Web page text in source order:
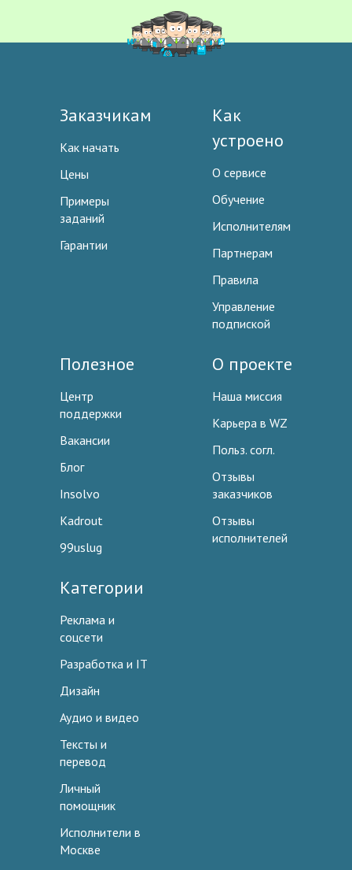
Заказчикам
Как начать
Цены
Примеры
заданий
Гарантии
Как
устроено
О сервисе
Обучение
Исполнителям
Партнерам
Правила
Управление
подпиской
Полезное
Центр
поддержки
Вакансии
Блог
Insolvo
Kadrout
99uslug
О проекте
Наша миссия
Карьера в WZ
Польз. согл.
Отзывы
заказчиков
Отзывы
исполнителей
Категории
Реклама и
соцсети
Разработка и IT
Дизайн
Аудио и видео
Тексты и
перевод
Личный
помощник
Исполнители в
Москве